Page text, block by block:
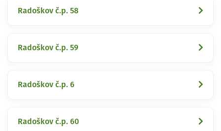
Radoškov č.p. 58
Radoškov č.p. 59
Radoškov č.p. 6
Radoškov č.p. 60